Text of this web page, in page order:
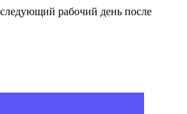
рабочий день после